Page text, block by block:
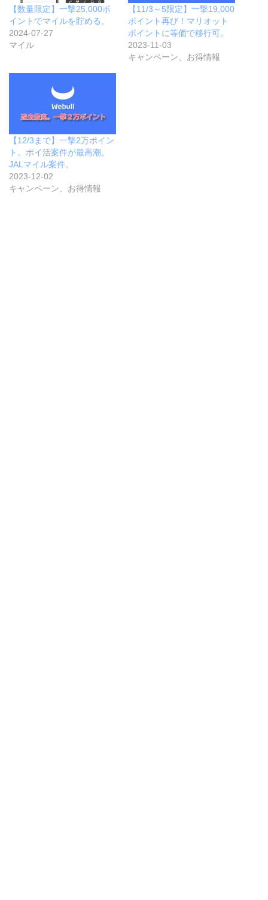
【数量限定】一撃25,000ポ
イントでマイルを貯める。
2024-07-27
マイル
【11/3～5限定】一撃19,000
ポイント再び！マリオット
ポイントに等価で移行可。
2023-11-03
キャンペーン、お得情報
【12/3まで】一撃2万ポイン
ト。ポイ活案件が最高潮。
JALマイル案件。
2023-12-02
キャンペーン、お得情報